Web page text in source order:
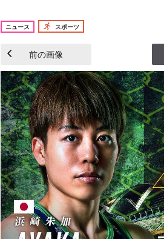
ニュース スポーツ
前の画像